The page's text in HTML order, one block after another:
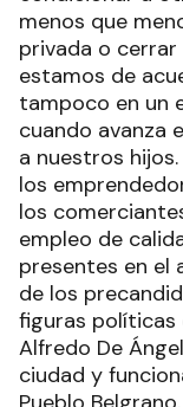
menos que
privada o cerrar
estamos de
tampoco en un
cuando avanza
a nuestros
los
los
empleo de
presentes en el
de los
figuras políticas
Alfredo De
ciudad y
Pueblo Belgrano.